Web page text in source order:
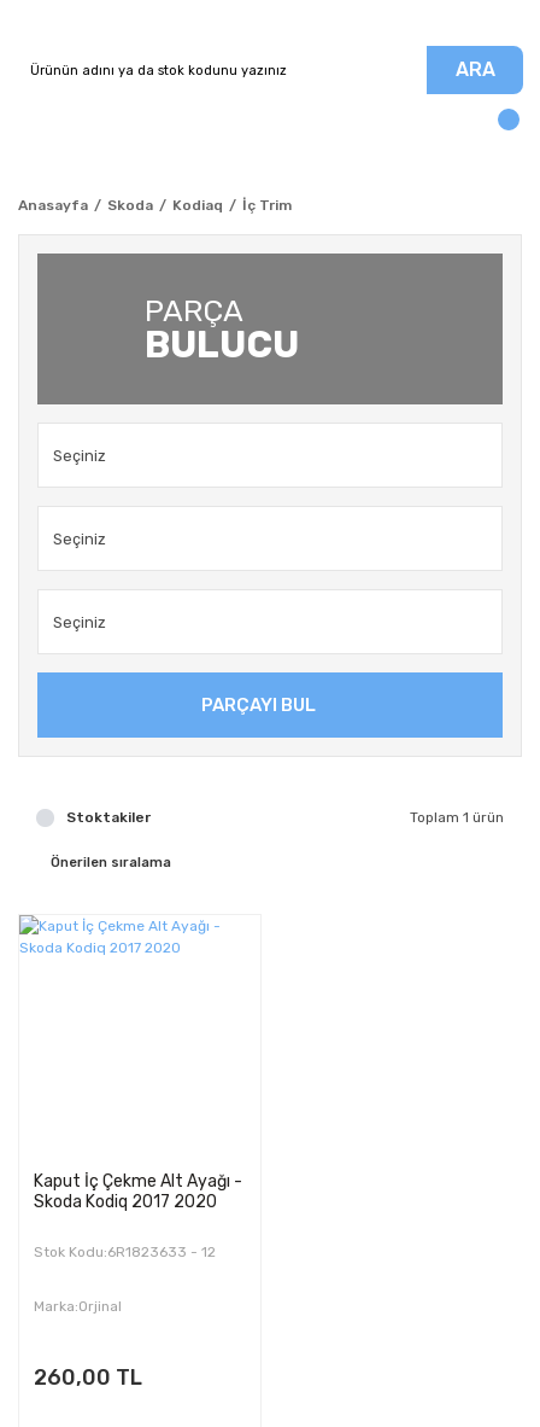
ARA
Anasayfa Skoda Kodiaq İç Trim
PARÇA
BULUCU
PARÇAYI BUL
Stoktakiler Toplam 1 ürün
Kaput İç Çekme Alt Ayağı -
Skoda Kodiq 2017 2020
Stok Kodu:6R1823633 - 12
Marka:Orjinal
260,00 TL